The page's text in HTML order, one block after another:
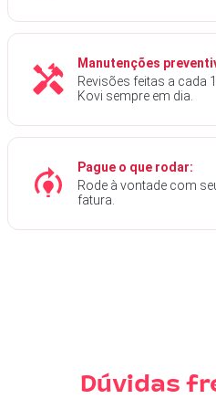
Manutenções
Revisões feitas a cada
Kovi sempre em dia.
Pague o que rodar:
Rode à vontade com
fatura.
Dúvidas